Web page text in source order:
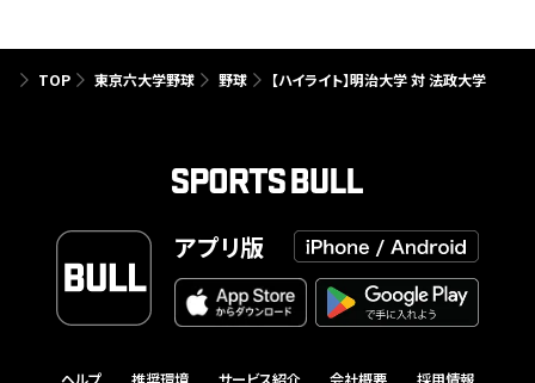
TOP 東京六大学野球 野球 【ハイライト】明治大学 対 法政大学
アプリ版